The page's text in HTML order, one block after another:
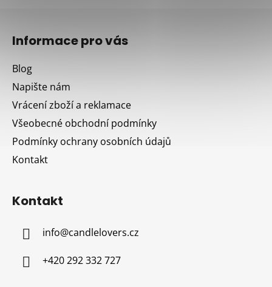
Informace pro vás
Blog
Napište nám
Vrácení zboží a reklamace
Všeobecné obchodní podmínky
Podmínky ochrany osobních údajů
Kontakt
Kontakt
info@candlelovers.cz
+420 292 332 727